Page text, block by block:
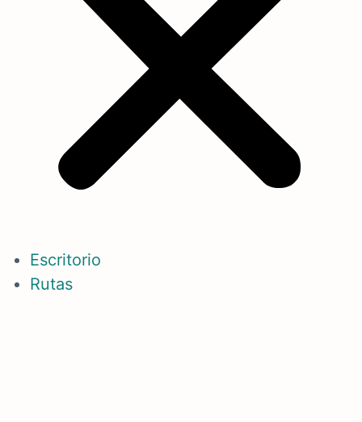
Escritorio
Rutas